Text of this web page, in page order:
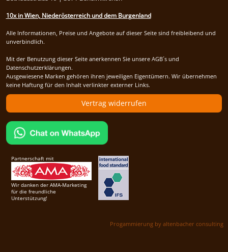
10x in Wien, Niederösterreich und dem Burgenland
Alle Informationen, Preise und Angebote auf dieser Seite sind freibleibend und
unverbindlich.
Mit der Benutzung dieser Seite anerkennen Sie unsere AGB´s und
Datenschutzerklärungen.
Ausgewiesene Marken gehören ihren jeweiligen Eigentümern. Wir übernehmen
keine Haftung für den Inhalt verlinkter externer Links.
Vertrag widerrufen
Partnerschaft mit
Wir danken der AMA-Marketing
für die freundliche
Unterstützung!
Progammierung by altenbacher consulting